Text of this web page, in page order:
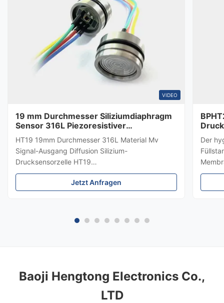
VIDEO
19 mm Durchmesser Siliziumdiaphragm
Sensor 316L Piezoresistiver
Drucksensor
HT19 19mm Durchmesser 316L Material Mv
Signal-Ausgang Diffusion Silizium-
Drucksensorzelle HT19
PiezoresistiveSiliziumDrucksensor Einführung
eines 15mm-Siliziumdrucksensors: HT19
Diffusreflexions-Silizium-Sensor.Das ...
Jetzt Anfragen
Der
Baoji Hengtong Electronics Co.,
LTD